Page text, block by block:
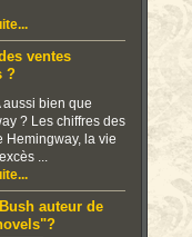
ventes
?
aussi bien que
? Les chiffres des
Hemingway, la vie
...
auteur de